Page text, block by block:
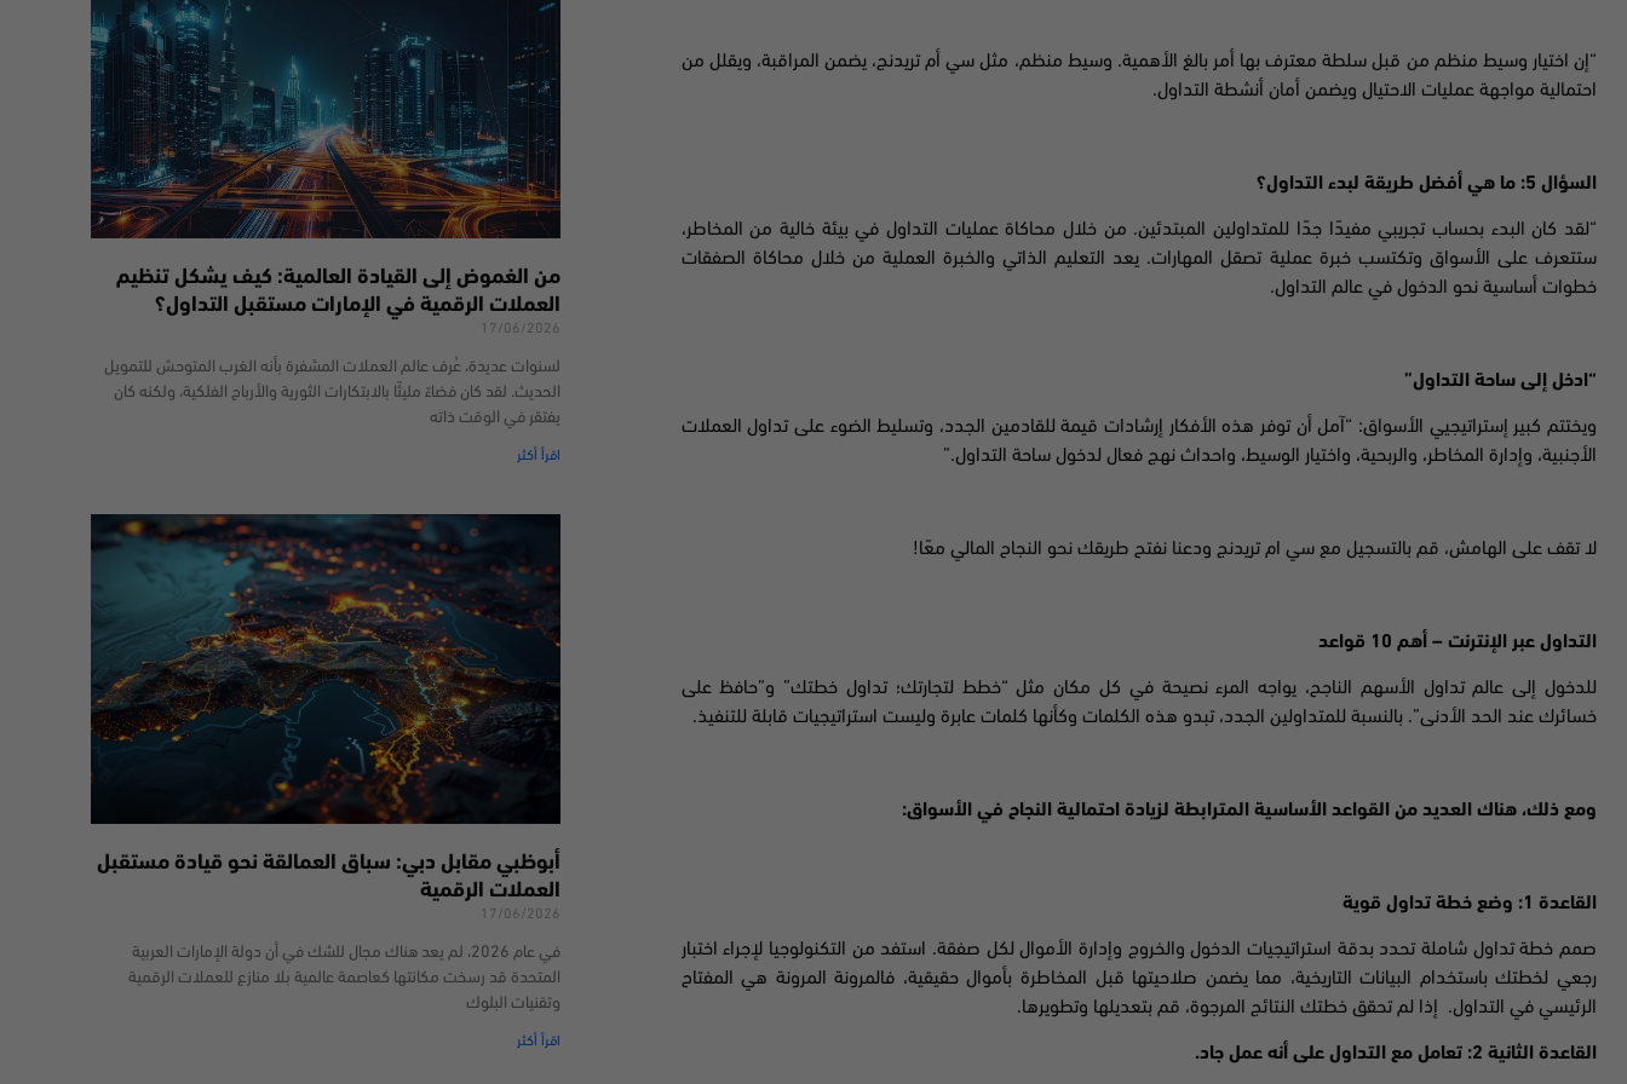
“إن اختيار وسيط منظم من قبل سلطة معترف بها أمر بالغ الأهمية. وسيط منظم، مثل سي أم تريدنج، يضمن المراقبة، ويقلل من
احتمالية مواجهة عمليات الاحتيال ويضمن أمان أنشطة التداول.
السؤال 5: ما هي أفضل طريقة لبدء التداول؟
“لقد كان البدء بحساب تجريبي مفيدًا جدًا للمتداولين المبتدئين. من خلال محاكاة عمليات التداول في بيئة خالية من المخاطر،
ستتعرف على الأسواق وتكتسب خبرة عملية تصقل المهارات. يعد التعليم الذاتي والخبرة العملية من خلال محاكاة الصفقات
خطوات أساسية نحو الدخول في عالم التداول.
“ادخل إلى ساحة التداول”
ويختتم كبير إستراتيجيي الأسواق: “آمل أن توفر هذه الأفكار إرشادات قيمة للقادمين الجدد، وتسليط الضوء على تداول العملات
الأجنبية، وإدارة المخاطر، والربحية، واختيار الوسيط، واحداث نهج فعال لدخول ساحة التداول.”
لا تقف على الهامش، قم بالتسجيل مع سي ام تريدنج ودعنا نفتح طريقك نحو النجاح المالي معًا!
التداول عبر الإنترنت – أهم 10 قواعد
للدخول إلى عالم تداول الأسهم الناجح، يواجه المرء نصيحة في كل مكان مثل “خطط لتجارتك؛ تداول خطتك” و”حافظ على
خسائرك عند الحد الأدنى”. بالنسبة للمتداولين الجدد، تبدو هذه الكلمات وكأنها كلمات عابرة وليست استراتيجيات قابلة للتنفيذ.
ومع ذلك، هناك العديد من القواعد الأساسية المترابطة لزيادة احتمالية النجاح في الأسواق:
القاعدة 1: وضع خطة تداول قوية
صمم خطة تداول شاملة تحدد بدقة استراتيجيات الدخول والخروج وإدارة الأموال لكل صفقة. استفد من التكنولوجيا لإجراء اختبار
رجعي لخطتك باستخدام البيانات التاريخية، مما يضمن صلاحيتها قبل المخاطرة بأموال حقيقية، فالمرونة المرونة هي المفتاح
الرئيسي في التداول. إذا لم تحقق خطتك النتائج المرجوة، قم بتعديلها وتطويرها.
القاعدة الثانية 2: تعامل مع التداول على أنه عمل جاد.
من الغموض إلى القيادة العالمية: كيف يشكل تنظيم
العملات الرقمية في الإمارات مستقبل التداول؟
17/06/2026
لسنوات عديدة، عُرف عالم العملات المشفرة بأنه الغرب المتوحش للتمويل
الحديث. لقد كان فضاءً مليئًا بالابتكارات الثورية والأرباح الفلكية، ولكنه كان
يفتقر في الوقت ذاته
اقرأ أكثر
أبوظبي مقابل دبي: سباق العمالقة نحو قيادة مستقبل
العملات الرقمية
17/06/2026
في عام 2026، لم يعد هناك مجال للشك في أن دولة الإمارات العربية
المتحدة قد رسخت مكانتها كعاصمة عالمية بلا منازع للعملات الرقمية
وتقنيات البلوك
اقرأ أكثر